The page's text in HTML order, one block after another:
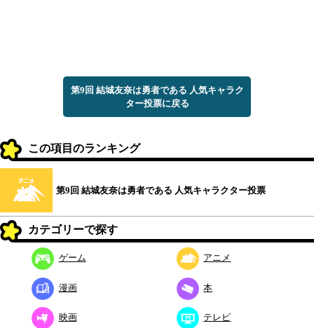
第9回 結城友奈は勇者である 人気キャラク
ター投票に戻る
この項目のランキング
第9回 結城友奈は勇者である 人気キャラクター投票
カテゴリーで探す
ゲーム アニメ
漫画 本
映画 テレビ